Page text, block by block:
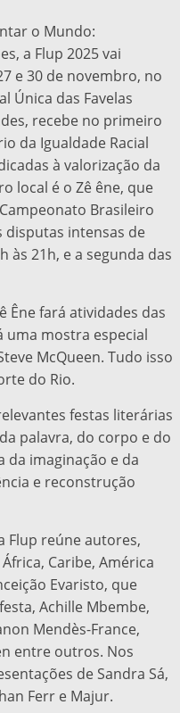
o Mundo:
a Flup 2025 vai
e 30 de novembro, no
Única das Favelas
recebe no primeiro
da Igualdade Racial
à valorização da
local é o Zê êne, que
Brasileiro
disputas intensas de
às 21h, e a segunda das
Êne fará atividades das
uma mostra especial
McQueen. Tudo isso
do Rio.
festas literárias
palavra, do corpo e do
da imaginação e da
e reconstrução
Flup reúne autores,
Caribe, América
Evaristo, que
Achille Mbembe,
Mendès-France,
entre outros. Nos
de Sandra Sá,
Ferr e Majur.